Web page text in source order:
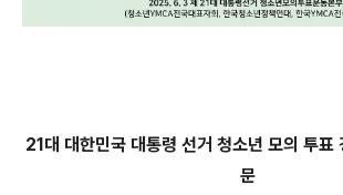
21대 대한민국 대통령 선거 청소년 모의 투표
문